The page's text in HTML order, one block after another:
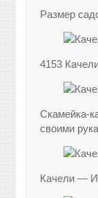
Размер
4153
Скамейка-
своими
Качели —